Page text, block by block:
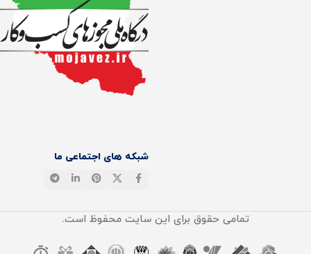
شبکه های اجتماعی ما
تمامی حقوق برای این سایت محفوظ است.